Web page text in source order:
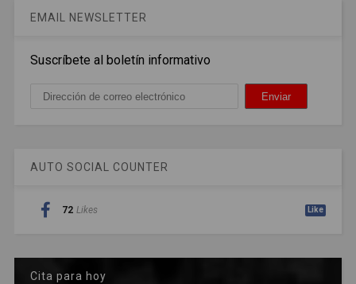
EMAIL NEWSLETTER
Suscríbete al boletín informativo
AUTO SOCIAL COUNTER
72 Likes Like
Cita para hoy